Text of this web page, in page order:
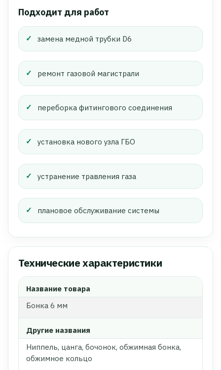
Подходит для работ
замена медной трубки D6
ремонт газовой магистрали
переборка фитингового соединения
установка нового узла ГБО
устранение травления газа
плановое обслуживание системы
Технические характеристики
Название товара
Бонка 6 мм
Другие названия
Ниппель, цанга, бочонок, обжимная бонка,
обжимное кольцо